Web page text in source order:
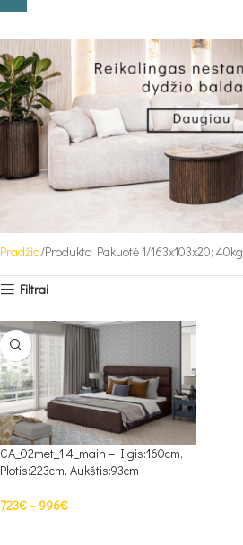
Pradžia Produkto Pakuotė 1 163x103x20; 40kg
Filtrai
CA_02met_1.4_main – Ilgis:160cm,
Plotis:223cm, Aukštis:93cm
723€– 996€